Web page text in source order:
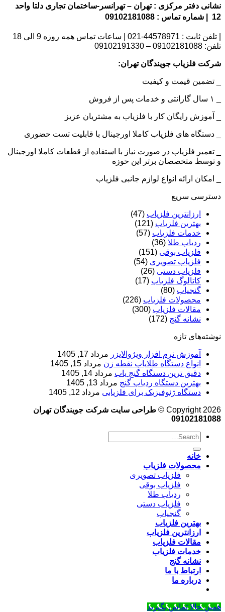
نشانی دفتر مرکزی : تهران – تهرانسر-ساختمان تجاری دلتا واحد
12 | شماره تماس : 09102181088
| تلفن ثابت : 44578971-021 | ساعات تماس همه روزه 9 الی 18
تلفن: 09102181088 – 09102191330
شرکت فلزیاب جویندگان تهران:
_ تضمین قیمت و کیفیت
_ آموزش رایگان کار با فلزیاب به مشتریان عزیز
_ دستگاه های فلزیاب کاملا اورجینال با قابلیت تست حضوری
_ تعمیر فلزیاب در صورت نیاز با استفاده از قطعات کاملا اورجینال
و توسط متخصصان برتر این حوزه
_ امکان ارائه انواع لوازم جانبی فلزیاب
دسترسی سریع
ارزانترین فلزیاب (47)
بهترین فلزیاب (121)
خدمات فلزیاب (57)
ردیاب طلا (36)
فلزیاب بوقی (151)
فلزیاب تصویری (54)
فلزیاب دستی (26)
کاتالوگ فلزیاب (17)
گنجیاب (80)
محصولات فلزیاب (226)
مقالات فلزیاب (300)
نشانه گنج (172)
نوشته‌های تازه
آموزش نرم‌ افزار ویژوالایزر مرداد 17, 1405
انواع دستگاه طلایاب نقطه زن مرداد 15, 1405
دقیق ترین دستگاه گنج یاب مرداد 14, 1405
بهترین دستگاه ردیاب گنج مرداد 13, 1405
دستگاه ژئوفیزیک برای فلزیابی مرداد 12, 1405
Copyright 2026 ©
طراحی سایت شرکت جویندگان تهران
09102181088
خانه
محصولات فلزیاب
فلزیاب تصویری
فلزیاب بوقی
ردیاب طلا
فلزیاب دستی
گنجیاب
بهترین فلزیاب
ارزانترین فلزیاب
مقالات فلزیاب
خدمات فلزیاب
نشانه گنج
ارتباط با ما
درباره ما
همین حالا تماس بگیرید